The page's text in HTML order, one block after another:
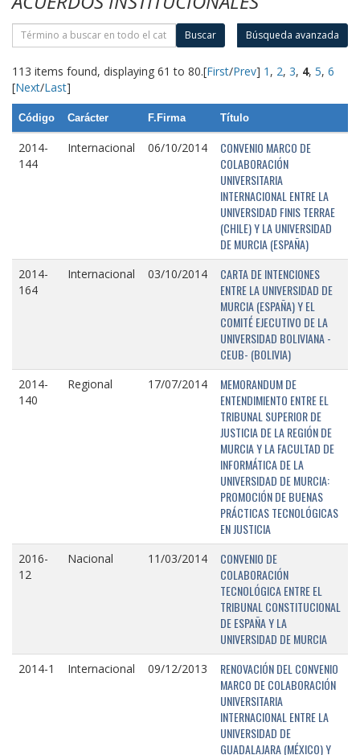
Buscar Búsqueda avanzada
113 items found, displaying 61 to 80.[First/Prev] 1 , 2, 3, 4, 5, 6
[Next/Last]
Código Carácter F.Firma Título
2014-
144
Internacional 06/10/2014
CONVENIO MARCO DE
COLABORACIÓN
UNIVERSITARIA
INTERNACIONAL ENTRE LA
UNIVERSIDAD FINIS TERRAE
(CHILE) Y LA UNIVERSIDAD
DE MURCIA (ESPAÑA)
2014-
164
Internacional 03/10/2014
CARTA DE INTENCIONES
ENTRE LA UNIVERSIDAD DE
MURCIA (ESPAÑA) Y EL
COMITÉ EJECUTIVO DE LA
UNIVERSIDAD BOLIVIANA -
CEUB- (BOLIVIA)
2014-
140
Regional 17/07/2014
MEMORANDUM DE
ENTENDIMIENTO ENTRE EL
TRIBUNAL SUPERIOR DE
JUSTICIA DE LA REGIÓN DE
MURCIA Y LA FACULTAD DE
INFORMÁTICA DE LA
UNIVERSIDAD DE MURCIA:
PROMOCIÓN DE BUENAS
PRÁCTICAS TECNOLÓGICAS
EN JUSTICIA
2016-
12
Nacional 11/03/2014
CONVENIO DE
COLABORACIÓN
TECNOLÓGICA ENTRE EL
TRIBUNAL CONSTITUCIONAL
DE ESPAÑA Y LA
UNIVERSIDAD DE MURCIA
2014-1 Internacional 09/12/2013
RENOVACIÓN DEL CONVENIO
MARCO DE COLABORACIÓN
UNIVERSITARIA
INTERNACIONAL ENTRE LA
UNIVERSIDAD DE
GUADALAJARA (MÉXICO) Y